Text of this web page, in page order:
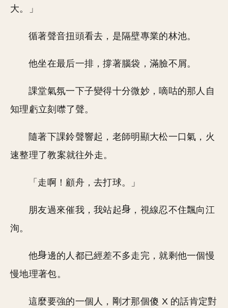
大。」
循著聲音扭頭看去，是隔壁專業的林池。
他坐在最后一排，撐著腦袋，滿臉不屑。
課堂氣氛一下子變得十分微妙，嘀咕的那人自
知理虧立刻噤了聲。
隨著下課鈴聲響起，老師明顯大松一口氣，火
速整理了教案就往外走。
「走啊！顧舟，去打球。」
朋友過來催我，我站起
，視線忍不住飄向江
洵。
他
邊的人都已經差不多走完，就剩他一個慢
慢地理著包。
這麼要強的一個人，剛才那個傻 X 的話肯定對